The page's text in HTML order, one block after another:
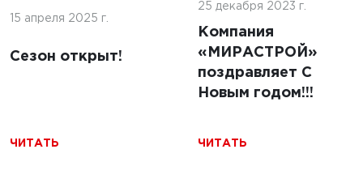
15 апреля 2025 г.
Сезон открыт!
ЧИТАТЬ
25 декабря 2023 г.
Компания
«МИРАСТРОЙ»
поздравляет С
Новым годом!!!
ЧИТАТЬ
современные
подходы и
технологии